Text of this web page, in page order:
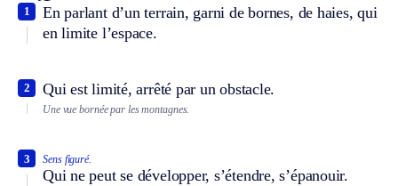
En parlant d’un terrain, garni de bornes, de haies, qui
en limite l’espace.
1
Qui est limité, arrêté par un obstacle.
2
Une vue bornée par les montagnes.
Sens figuré.
Qui ne peut se développer, s’étendre, s’épanouir.
3